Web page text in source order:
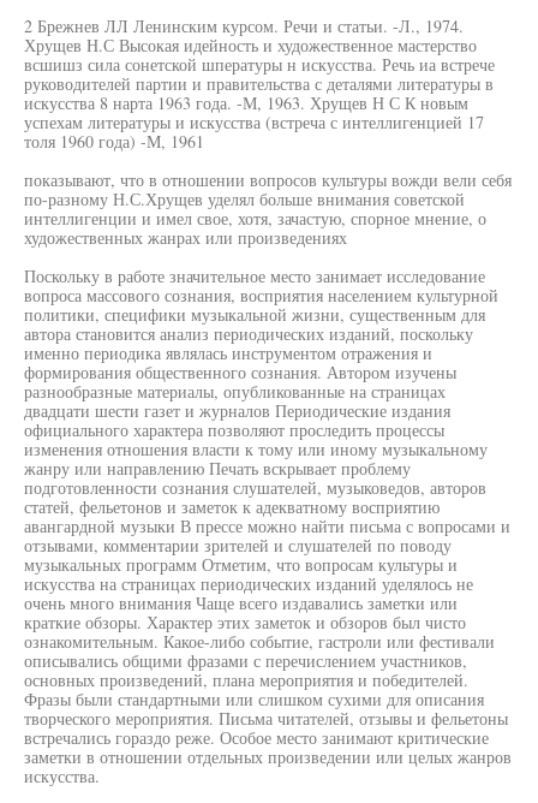
2 Брежнев ЛЛ Ленинским курсом. Речи и статьи. -Л., 1974.
Хрущев Н.С Высокая идейность и художественное мастерство
всшишз сила сонетской шпературы н искусства. Речь иа встрече
руководителей партии и правительства с деталями литературы в
искусства 8 нарта 1963 года. -М, 1963. Хрущев Н С К новым
успехам литературы и искусства (встреча с интеллигенцией 17
толя 1960 года) -М, 1961
показывают, что в отношении вопросов культуры вожди вели себя
по-разному Н.С.Хрущев уделял больше внимания советской
интеллигенции и имел свое, хотя, зачастую, спорное мнение, о
художественных жанрах или произведениях
Поскольку в работе значительное место занимает исследование
вопроса массового сознания, восприятия населением культурной
политики, специфики музыкальной жизни, существенным для
автора становится анализ периодических изданий, поскольку
именно периодика являлась инструментом отражения и
формирования общественного сознания. Автором изучены
разнообразные материалы, опубликованные на страницах
двадцати шести газет и журналов Периодические издания
официального характера позволяют проследить процессы
изменения отношения власти к тому или иному музыкальному
жанру или направлению Печать вскрывает проблему
подготовленности сознания слушателей, музыковедов, авторов
статей, фельетонов и заметок к адекватному восприятию
авангардной музыки В прессе можно найти письма с вопросами и
отзывами, комментарии зрителей и слушателей по поводу
музыкальных программ Отметим, что вопросам культуры и
искусства на страницах периодических изданий уделялось не
очень много внимания Чаще всего издавались заметки или
краткие обзоры. Характер этих заметок и обзоров был чисто
ознакомительным. Какое-либо событие, гастроли или фестивали
описывались общими фразами с перечислением участников,
основных произведений, плана мероприятия и победителей.
Фразы были стандартными или слишком сухими для описания
творческого мероприятия. Письма читателей, отзывы и фельетоны
встречались гораздо реже. Особое место занимают критические
заметки в отношении отдельных произведении или целых жанров
искусства.